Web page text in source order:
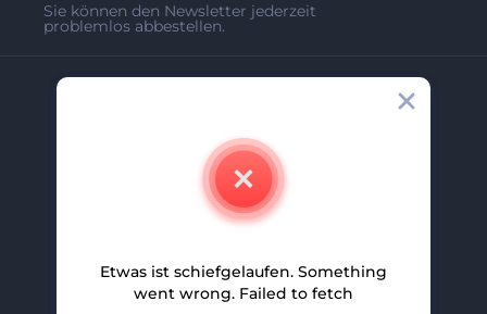
Sie können den Newsletter jederzeit
problemlos abbestellen.
Partnerprogramm
Etwas ist schiefgelaufen. Something
went wrong. Failed to fetch